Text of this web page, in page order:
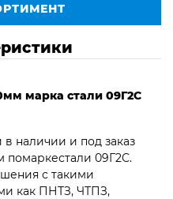
марка стали 09Г2С
наличии и под заказ
помаркестали 09Г2С.
с такими
как ПНТЗ, ЧТПЗ,